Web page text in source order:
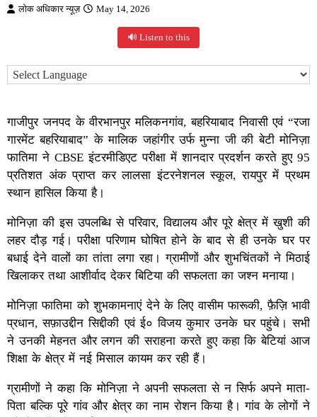
लोक अधिकार न्यूज़ May 14, 2026
🔊 Listen to this
गाजीपुर जनपद के वीरभानपुर मलिकनगांव, बहरियाबाद निवासी एवं “रजा
गारमेंट बहरियाबाद” के मालिक जहांगीर उर्फ मुन्ना जी की बेटी मोनिज़ा
फातिमा ने CBSE इंटरमीडिएट परीक्षा में शानदार प्रदर्शन करते हुए 95
प्रतिशत अंक प्राप्त कर लालसा इंटरनेशनल स्कूल, रायपुर में प्रथम
स्थान हासिल किया है।
मोनिज़ा की इस उपलब्धि से परिवार, विद्यालय और पूरे क्षेत्र में खुशी की
लहर दौड़ गई। परीक्षा परिणाम घोषित होने के बाद से ही उनके घर पर
बधाई देने वालों का तांता लगा रहा। ग्रामीणों और शुभचिंतकों ने मिठाई
खिलाकर तथा आशीर्वाद देकर बिटिया की सफलता का जश्न मनाया।
मोनिज़ा फातिमा को शुभकामनाएं देने के लिए वासीम फारूकी, फ़ैज़ि भावी
प्रधान, सफ़ाउद्दीन सिद्दीकी एवं ई० विजय कुमार उनके घर पहुंचे। सभी
ने उनकी मेहनत और लगन की सराहना करते हुए कहा कि बेटियां आज
शिक्षा के क्षेत्र में नई मिसाल कायम कर रही हैं।
ग्रामीणों ने कहा कि मोनिज़ा ने अपनी सफलता से न सिर्फ अपने माता-
पिता बल्कि पूरे गांव और क्षेत्र का नाम रोशन किया है। गांव के लोगों ने